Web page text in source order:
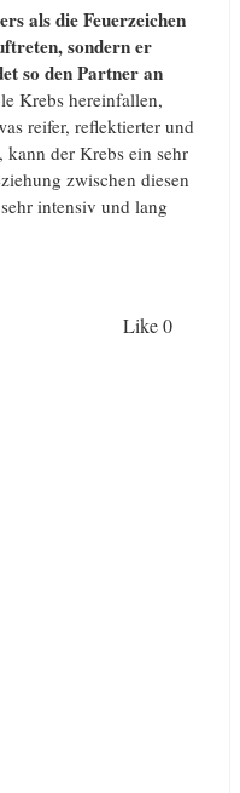
als die Feuerzeichen
sondern er
so den Partner an
Krebs hereinfallen,
reifer, reflektierter und
kann der Krebs ein sehr
zwischen diesen
intensiv und lang
Like0